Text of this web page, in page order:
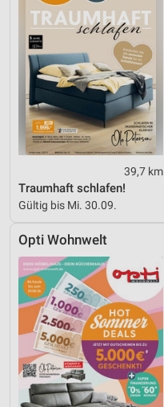
39,7 km
Traumhaft schlafen!
Gültig bis Mi. 30.09.
Opti Wohnwelt